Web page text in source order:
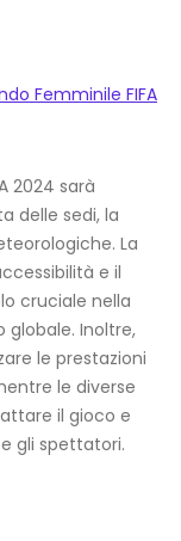
Femminile FIFA
2024 sarà
delle sedi, la
La
e il
cruciale nella
globale. Inoltre,
le prestazioni
le diverse
il gioco e
gli spettatori.